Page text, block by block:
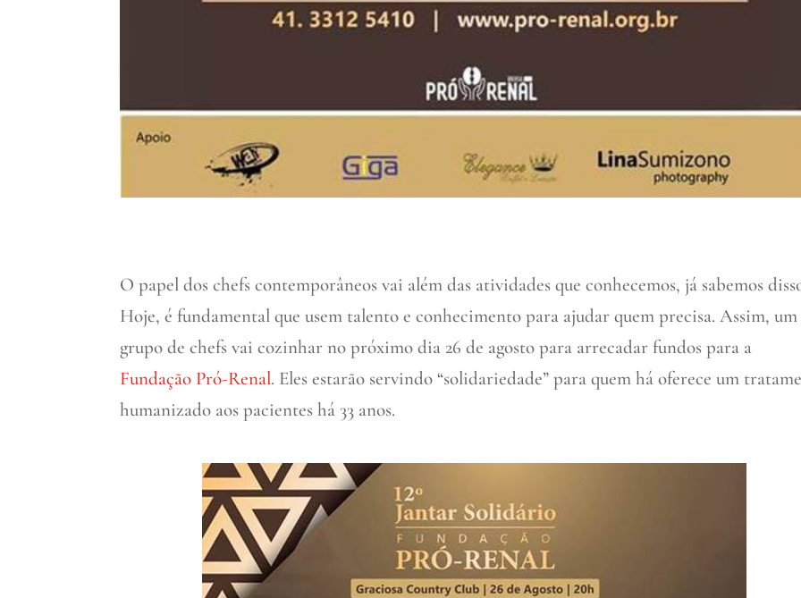
O papel dos chefs contemporâneos vai além das atividades que conhecemos, já sabemos
Hoje, é fundamental que usem talento e conhecimento para ajudar quem precisa. Assim, um
grupo de chefs vai cozinhar no próximo dia 26 de agosto para arrecadar fundos para a
Fundação Pró-Renal. Eles estarão servindo “solidariedade” para quem há oferece um
humanizado aos pacientes há 33 anos.